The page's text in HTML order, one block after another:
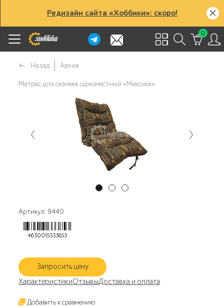
Редизайн сайта «Хоббики»: скоро!
0
Назад Архив
Матрас для скамеек одноместный «Мексика»
Артикул: 9440
4630015333853
Запросить цену
ХарактеристикиОтзывыДоставка и оплата
Добавить к сравнению